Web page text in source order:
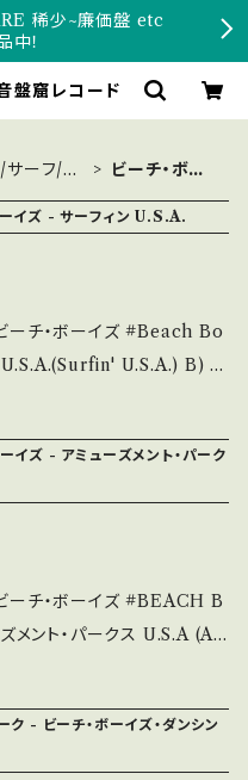
稀少~廉価盤 etc
！
盤窟レコード
サーフ/ガ
ビーチ・ボー
ーイズ - サーフィン U.S.A.
ボーイズ #Beach Bo
！ 参考視聴: https://youtu.b
Record：B/B (国内盤/
状態
封など A・綺麗・キズ等も無
致します。 Please purcha
イズ - アミューズメント・パーク
ボーイズ #BEACH B
1433 / 東芝音工 * 参考視
pliTCOVdU1A 【Con
ク - ビーチ・ボーイズ・ダンシン